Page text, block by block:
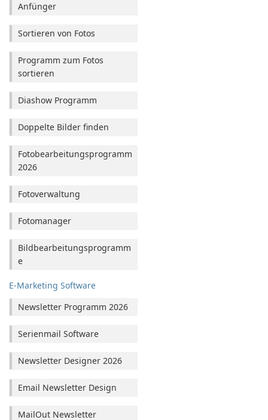
Anfünger
Sortieren von Fotos
Programm zum Fotos
sortieren
Diashow Programm
Doppelte Bilder finden
Fotobearbeitungsprogramm
2026
Fotoverwaltung
Fotomanager
Bildbearbeitungsprogramm
e
E-Marketing Software
Newsletter Programm 2026
Serienmail Software
Newsletter Designer 2026
Email Newsletter Design
MailOut Newsletter